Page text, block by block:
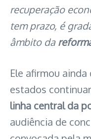
recuperação
tem prazo, é
âmbito da
Ele afirmou
estados
linha central da
audiência de